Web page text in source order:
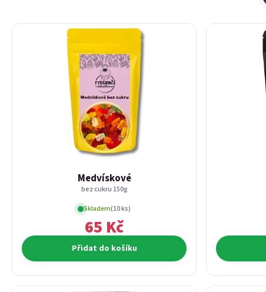
Medvískové
bez cukru 150g
Skladem(10 ks)
65 Kč
Přidat do košíku